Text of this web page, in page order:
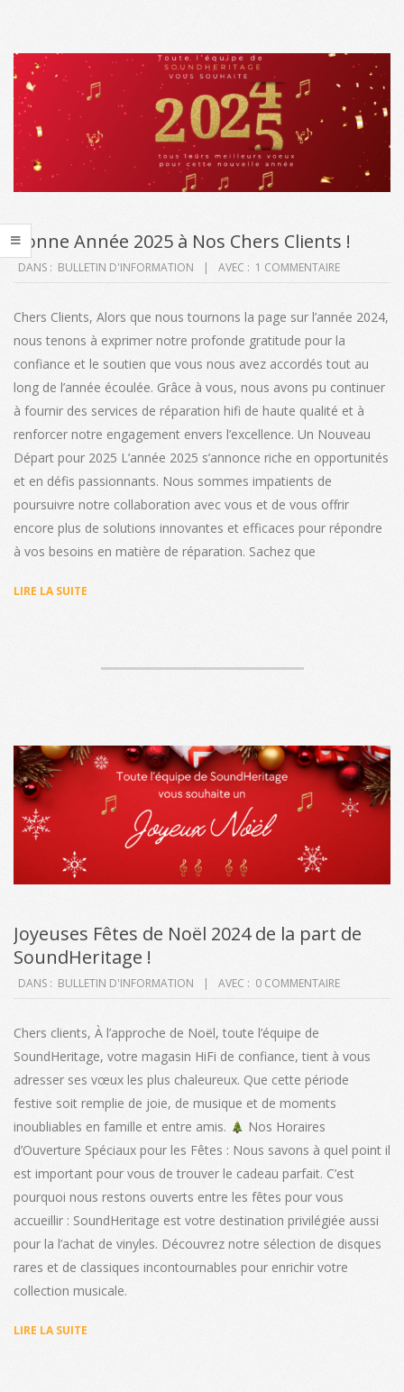
Bonne Année 2025 à Nos Chers Clients !
2024-
31
DANS : BULLETIN D'INFORMATION AVEC : 1 COMMENTAIRE
Chers Clients, Alors que nous tournons la page sur l’année 2024,
nous tenons à exprimer notre profonde gratitude pour la
confiance et le soutien que vous nous avez accordés tout au
long de l’année écoulée. Grâce à vous, nous avons pu continuer
à fournir des services de réparation hifi de haute qualité et à
renforcer notre engagement envers l’excellence. Un Nouveau
Départ pour 2025 L’année 2025 s’annonce riche en opportunités
et en défis passionnants. Nous sommes impatients de
poursuivre notre collaboration avec vous et de vous offrir
encore plus de solutions innovantes et efficaces pour répondre
à vos besoins en matière de réparation. Sachez que
LIRE LA SUITE
Joyeuses Fêtes de Noël 2024 de la part de
SoundHeritage !
2024-
24
DANS : BULLETIN D'INFORMATION AVEC : 0 COMMENTAIRE
Chers clients, À l’approche de Noël, toute l’équipe de
SoundHeritage, votre magasin HiFi de confiance, tient à vous
adresser ses vœux les plus chaleureux. Que cette période
festive soit remplie de joie, de musique et de moments
inoubliables en famille et entre amis.
Nos Horaires
d’Ouverture Spéciaux pour les Fêtes : Nous savons à quel point il
est important pour vous de trouver le cadeau parfait. C’est
pourquoi nous restons ouverts entre les fêtes pour vous
accueillir : SoundHeritage est votre destination privilégiée aussi
pour la l’achat de vinyles. Découvrez notre sélection de disques
rares et de classiques incontournables pour enrichir votre
collection musicale.
LIRE LA SUITE